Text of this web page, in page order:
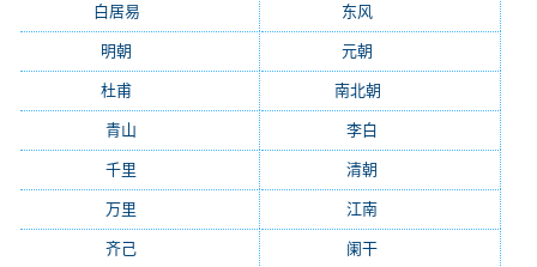
白居易 东风
明朝 元朝
杜甫 南北朝
青山 李白
千里 清朝
万里 江南(805)
齐己(781) 阑干(723)